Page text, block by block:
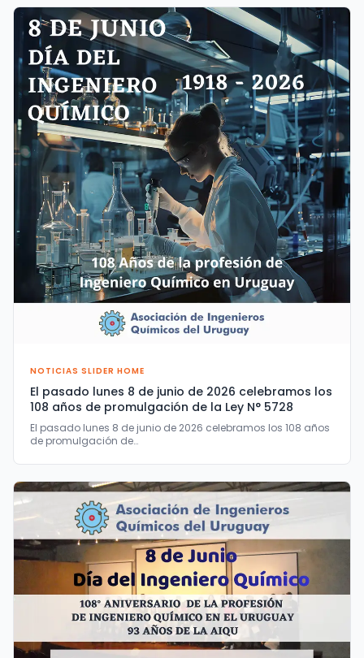
NOTICIAS SLIDER HOME
El pasado lunes 8 de junio de 2026 celebramos los
108 años de promulgación de la Ley N° 5728
El pasado lunes 8 de junio de 2026 celebramos los 108 años
de promulgación de…